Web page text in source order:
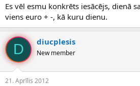
Es vēl esmu konkrēts iesācējs, dienā
viens euro + -, kā kuru dienu.
D diucplesis
New member
21. Aprīlis 2012